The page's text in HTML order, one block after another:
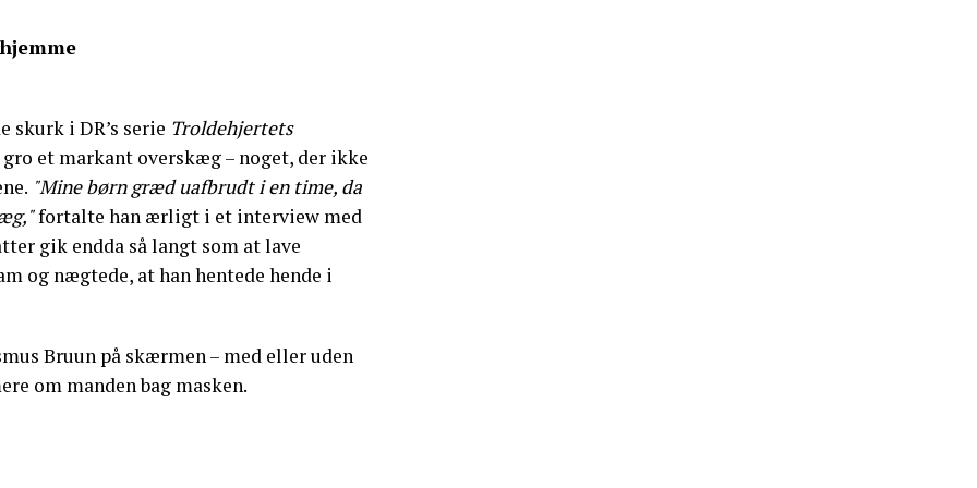
skurk i DR’s serie Troldehjertets
et markant overskæg – noget, der ikke
"Mine børn græd uafbrudt i en time, da
fortalte han ærligt i et interview med
gik endda så langt som at lave
og nægtede, at han hentede hende i
Bruun på skærmen – med eller uden
om manden bag masken.